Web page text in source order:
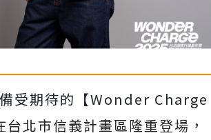
受期待的【Wonder Charge
北市信義計畫區隆重登場，